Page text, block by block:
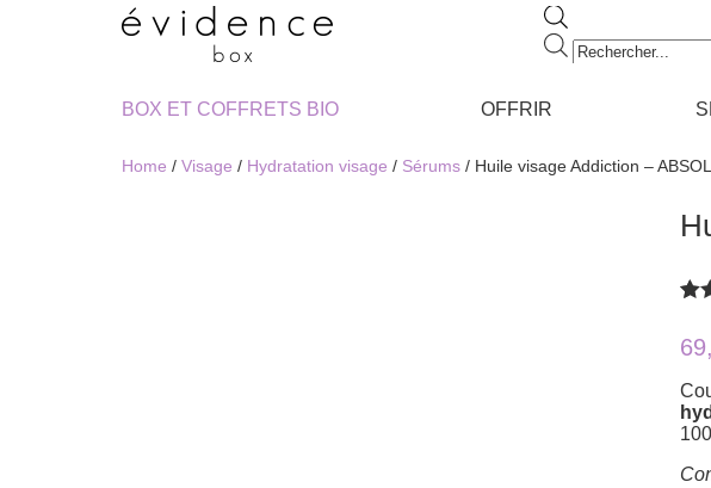
Recherche
de
BOX ET COFFRETS BIO
OFFRIR
Home / Visage / Hydratation visage / Sérums / Huile visage Addiction –
out